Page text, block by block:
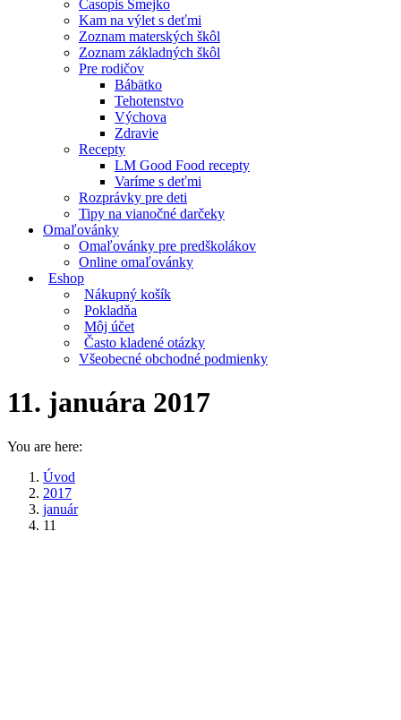
Časopis Smejko
Kam na výlet s deťmi
Zoznam materských škôl
Zoznam základných škôl
Pre rodičov
Bábätko
Tehotenstvo
Výchova
Zdravie
Recepty
LM Good Food recepty
Varíme s deťmi
Rozprávky pre deti
Tipy na vianočné darčeky
Omaľovánky
Omaľovánky pre predškolákov
Online omaľovánky
Eshop
Nákupný košík
Pokladňa
Môj účet
Často kladené otázky
Všeobecné obchodné podmienky
11. januára 2017
You are here:
Úvod
2017
január
11